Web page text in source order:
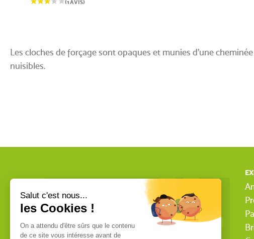
Les cloches de forçage sont opaques et munies d’une
nuisibles.
VOUS ÊTES UN PROFESSIONNEL ?
Nous commercialisons uniquement
des produits de qualité professionnelle.
Ces produits sont fabriqués dans les